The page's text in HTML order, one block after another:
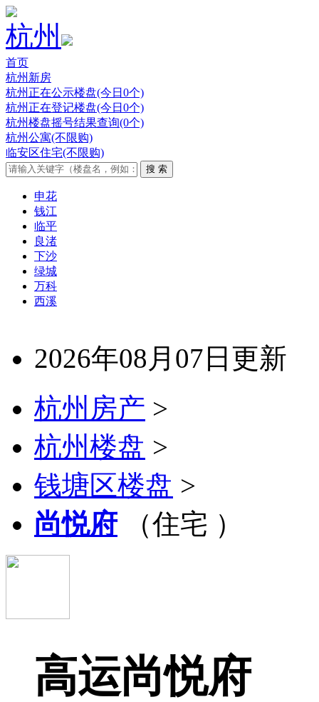
杭州
首页
杭州新房
杭州正在公示楼盘(今日0个)
杭州正在登记楼盘(今日0个)
杭州楼盘摇号结果查询(0个)
杭州公寓(不限购)
临安区住宅(不限购)
申花
钱江
临平
良渚
下沙
绿城
万科
西溪
2026年08月07日更新
杭州房产 >
杭州楼盘 >
钱塘区楼盘 >
尚悦府（住宅 ）
高运尚悦府